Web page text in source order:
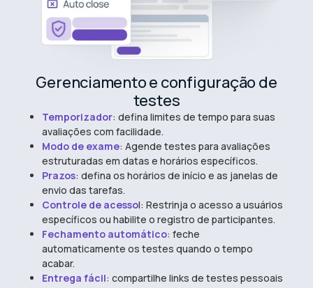
Gerenciamento e configuração de
testes
Temporizador: defina limites de tempo para suas
avaliações com facilidade.
Modo de exame: Agende testes para avaliações
estruturadas em datas e horários específicos.
Prazos: defina os horários de início e as janelas de
envio das tarefas.
Controle de acessol: Restrinja o acesso a usuários
específicos ou habilite o registro de participantes.
Fechamento automático: feche
automaticamente os testes quando o tempo
acabar.
Entrega fácil: compartilhe links de testes pessoais